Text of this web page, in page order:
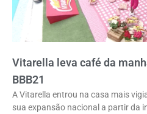
Vitarella leva café da
BBB21
A Vitarella entrou na casa mais
sua expansão nacional a partir da